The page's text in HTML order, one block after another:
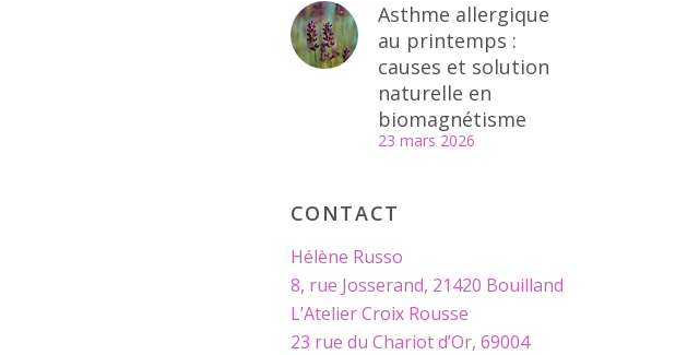
Asthme allergique
au printemps :
causes et solution
naturelle en
biomagnétisme
23 mars 2026
CONTACT
Hélène Russo
8, rue Josserand, 21420 Bouilland
L’Atelier Croix Rousse
23 rue du Chariot d’Or, 69004